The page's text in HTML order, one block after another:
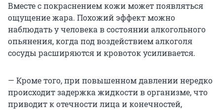
Вместе с покраснением кожи может появляться
ощущение жара. Похожий эффект можно
наблюдать у человека в состоянии алкогольного
опьянения, когда под воздействием алкоголя
сосуды расширяются и кровоток усиливается.
— Кроме того, при повышенном давлении нередко
происходит задержка жидкости в организме, что
приводит к отечности лица и конечностей,